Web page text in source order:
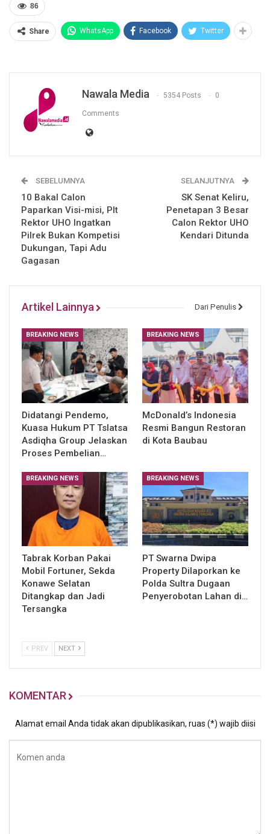
86
Share WhatsApp Facebook Twitter
Nawala Media 5354 Posts 0
Comments
SEBELUMNYA
10 Bakal Calon
Paparkan Visi-misi, Plt
Rektor UHO Ingatkan
Pilrek Bukan Kompetisi
Dukungan, Tapi Adu
Gagasan
SELANJUTNYA
SK Senat Keliru,
Penetapan 3 Besar
Calon Rektor UHO
Kendari Ditunda
Artikel Lainnya Dari Penulis
BREAKING NEWS
Didatangi Pendemo,
Kuasa Hukum PT Tslatsa
Asdiqha Group Jelaskan
Proses Pembelian…
BREAKING NEWS
McDonald’s Indonesia
Resmi Bangun Restoran
di Kota Baubau
BREAKING NEWS
Tabrak Korban Pakai
Mobil Fortuner, Sekda
Konawe Selatan
Ditangkap dan Jadi
Tersangka
BREAKING NEWS
PT Swarna Dwipa
Property Dilaporkan ke
Polda Sultra Dugaan
Penyerobotan Lahan di…
PREV NEXT
KOMENTAR
Alamat email Anda tidak akan dipublikasikan, ruas (*) wajib diisi